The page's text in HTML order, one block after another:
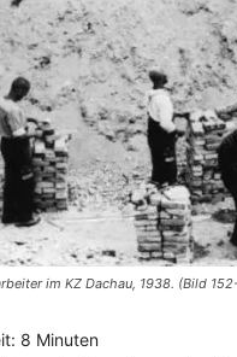
im KZ Dachau, 1938. (Bild
8 Minuten